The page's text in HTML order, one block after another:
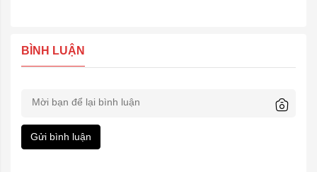
BÌNH LUẬN
Gửi bình luận